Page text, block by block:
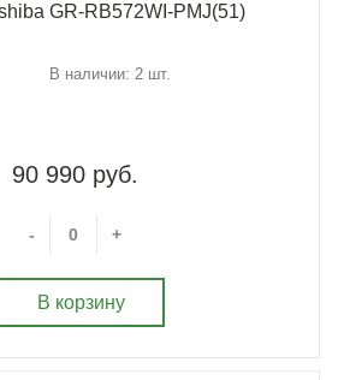
GR-RB572WI-PMJ(51)
В наличии: 2 шт.
90 990 руб.
- +
В корзину